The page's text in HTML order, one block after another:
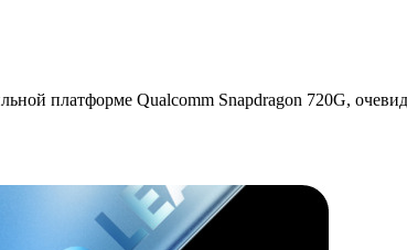
платформе Qualcomm Snapdragon 720G,